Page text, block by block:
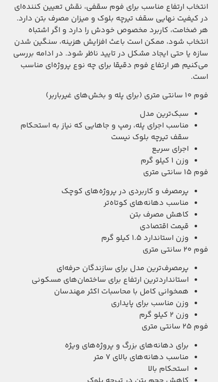
انتخاب ارتفاع مناسب برای فوم سقفی، نقش تعیین کننده‌ای
در کیفیت نهایی سقف تیرچه بلوک و میزان مصرف بتن دارد.
هر ضخامت، کاربرد مخصوص خودش را دارد و اگر اشتباه
انتخاب شود، ممکن است باعث افزایش هزینه، سنگین شدن
سازه یا حتی ایجاد مشکل در تایید ناظر شود. در ادامه بررسی
می‌کنیم هر ارتفاع فوم دقیقا برای چه نوع پروژه‌ای مناسب
است.
فوم ۱۰ سانتی متری (برای پله و بخش‌های غیرباربر)
سبک‌ترین مدل
مناسب اجرای پله، رمپ و جاهایی که نیاز به استحکام
سقف تیرچه بلوک نیست
اجرای سریع
وزن ۱ کیلو گرم
فوم ۱۵ سانتی متری
پرمصرف و کاربردی در پروژه‌های کوچک
مناسب دهانه‌های کوتاه‌تر
کاهش مصرف بتن
قیمت اقتصادی
وزن استاندارد ۱.۵ کیلو گرم
فوم ۲۰ سانتی متری
پرمصرف‌ترین مدل برای سازندگان حرفه‌ای
استاندارد‌ترین ارتفاع برای ساختمان‌های مسکونی
همخوانی کامل با محاسبات اکثر مهندسان
وزن مناسب برای پایداری
وزن ۲ کیلو گرم
فوم ۲۵ سانتی متری
برای دهانه‌های بزرگ و پروژه‌های ویژه
مناسب دهانه‌های بالای ۷ متر
استحکام بالا